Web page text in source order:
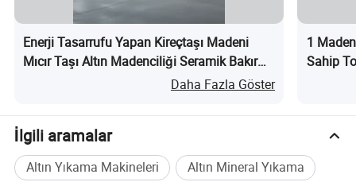
Enerji Tasarrufu Yapan Kireçtaşı Madeni
Mıcır Taşı Altın Madenciliği Seramik Bakır
Kurşun Çinko Çimento Alüminyum Slurry
Makinesi Satışta nedir?
Daha Fazla Göster
1
Sahip
İlgili aramalar
Altın Yıkama Makineleri
Altın Mineral Yıkama